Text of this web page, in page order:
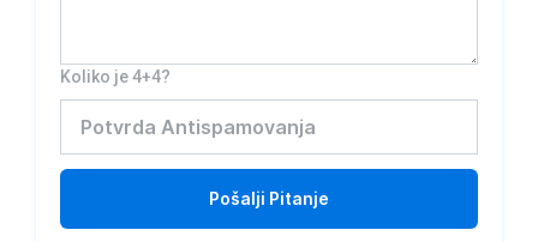
Koliko je 4+4?
Pošalji Pitanje